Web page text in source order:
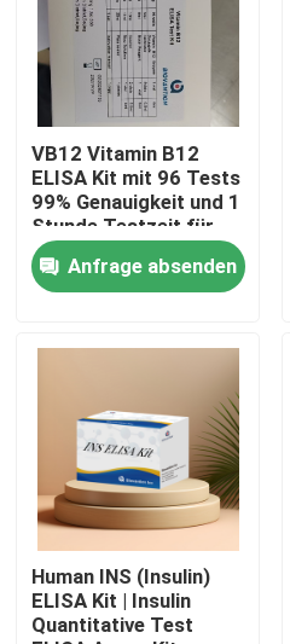
Über uns
Qualitätskontrolle
VB12 Vitamin B12
ELISA Kit mit 96 Tests
99% Genauigkeit und 1
Stunde Testzeit für
Vitaminmangelforschung
Anfrage absenden
Human INS (Insulin)
ELISA Kit | Insulin
Quantitative Test